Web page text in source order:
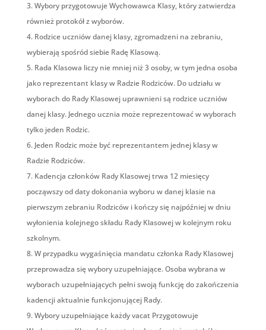
Wybory przygotowuje Wychowawca Klasy, który zatwierdza
również protokół z wyborów.
Rodzice uczniów danej klasy, zgromadzeni na zebraniu,
wybierają spośród siebie Radę Klasową.
Rada Klasowa liczy nie mniej niż 3 osoby, w tym jedna osoba
jako reprezentant klasy w Radzie Rodziców. Do udziału w
wyborach do Rady Klasowej uprawnieni są rodzice uczniów
danej klasy. Jednego ucznia może reprezentować w wyborach
tylko jeden Rodzic.
Jeden Rodzic może być reprezentantem jednej klasy w
Radzie Rodziców.
Kadencja członków Rady Klasowej trwa 12 miesięcy
począwszy od daty dokonania wyboru w danej klasie na
pierwszym zebraniu Rodziców i kończy się najpóźniej w dniu
wyłonienia kolejnego składu Rady Klasowej w kolejnym roku
szkolnym.
W przypadku wygaśnięcia mandatu członka Rady Klasowej
przeprowadza się wybory uzupełniające. Osoba wybrana w
wyborach uzupełniających pełni swoją funkcję do zakończenia
kadencji aktualnie funkcjonującej Rady.
Wybory uzupełniające każdy vacat Przygotowuje